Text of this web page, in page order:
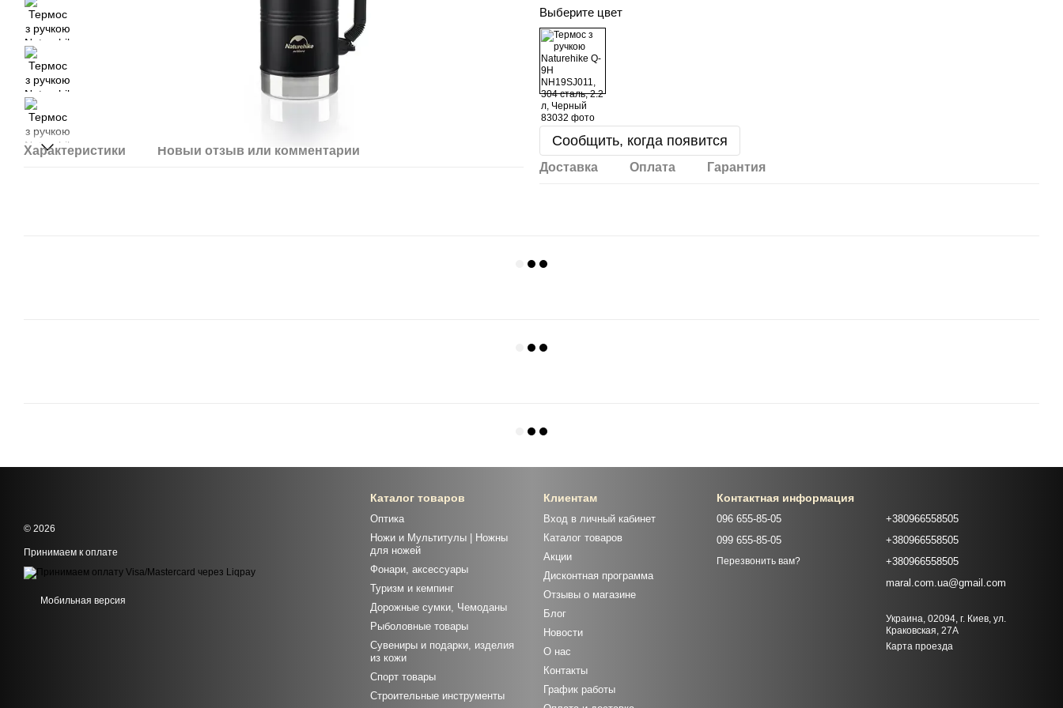
Характеристики Новый отзыв или комментарий
Выберите цвет
Сообщить, когда появится
Доставка Оплата Гарантия
© 2026
Принимаем к оплате
Мобильная версия
Каталог товаров
Оптика
Ножи и Мультитулы | Ножны
для ножей
Фонари, аксессуары
Туризм и кемпинг
Дорожные сумки, Чемоданы
Рыболовные товары
Сувениры и подарки, изделия
из кожи
Спорт товары
Строительные инструменты
Клиентам
Вход в личный кабинет
Каталог товаров
Акции
Дисконтная программа
Отзывы о магазине
Блог
Новости
О нас
Контакты
График работы
Контактная информация
096 655-85-05
099 655-85-05
Перезвонить вам?
+380966558505
+380966558505
+380966558505
maral.com.ua@gmail.com
Украина, 02094, г. Киев, ул.
Краковская, 27А
Карта проезда